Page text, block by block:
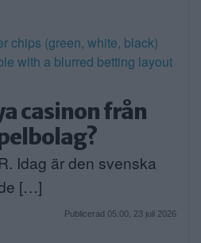
casinon från
Idag är den svenska
[…]
Publicerad 05:00, 23 juli 2026